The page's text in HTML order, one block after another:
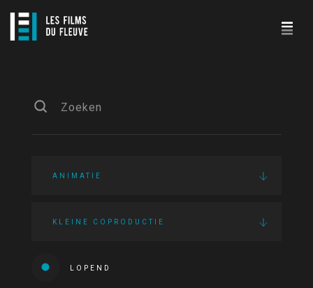
ANIMATIE
KLEINE COPRODUCTIE
LOPEND